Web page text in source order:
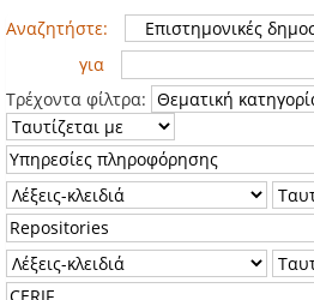
Αναζητήστε:
για
Τρέχοντα φίλτρα: